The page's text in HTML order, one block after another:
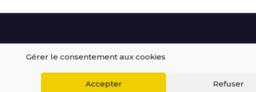
Gérer le consentement aux cookies
Accepter Refuser
BEGOODINWEB | 2021 ©